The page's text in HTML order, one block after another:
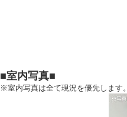
■室内写真■
※室内写真は全て現況を優先します。